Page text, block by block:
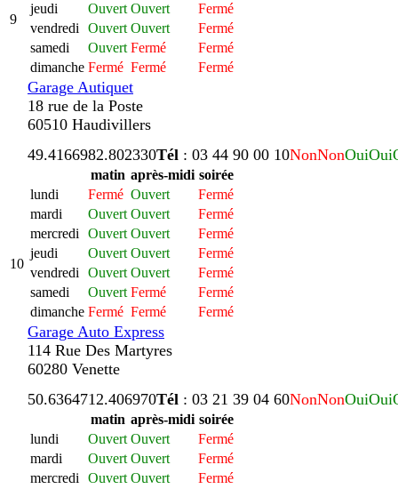
9
jeudi
Ouvert Ouvert
Fermé
vendredi
Ouvert Ouvert
Fermé
samedi
Ouvert Fermé
Fermé
dimanche Fermé Fermé Fermé
Garage Autiquet
18 rue de la Poste
60510 Haudivillers
10
49.4166982.802330Tél : 03 44 90 00 10NonNonOuiOui
matin après-midi soirée
lundi
Fermé Ouvert
Fermé
mardi
Ouvert Ouvert
Fermé
mercredi
Ouvert Ouvert
Fermé
jeudi
Ouvert Ouvert
Fermé
vendredi
Ouvert Ouvert
Fermé
samedi
Ouvert Fermé
Fermé
dimanche Fermé Fermé Fermé
Garage Auto Express
114 Rue Des Martyres
60280 Venette
50.6364712.406970Tél : 03 21 39 04 60NonNonOuiOui
matin après-midi soirée
lundi
Ouvert Ouvert
Fermé
mardi
Ouvert Ouvert
Fermé
mercredi
Ouvert Ouvert
Fermé